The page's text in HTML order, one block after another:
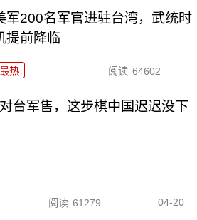
军200名军官进驻台湾，武统时
提前降临
最热 阅读 64602
台军售，这步棋中国迟迟没下
阅读 61279 04-20